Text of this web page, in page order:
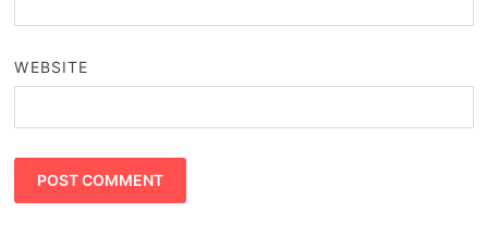
WEBSITE